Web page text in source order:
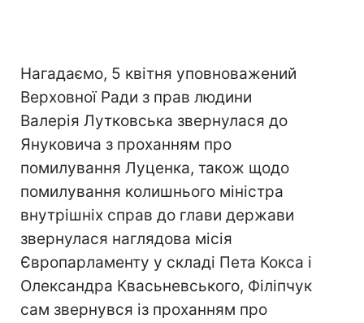
Нагадаємо, 5 квітня уповноважений
Верховної Ради з прав людини
Валерія Лутковська звернулася до
Януковича з проханням про
помилування Луценка, також щодо
помилування колишнього міністра
внутрішніх справ до глави держави
звернулася наглядова місія
Європарламенту у складі Пета Кокса і
Олександра Квасьневського, Філіпчук
сам звернувся із проханням про